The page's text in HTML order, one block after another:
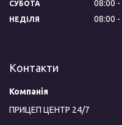
СУБОТА 08:00
НЕДІЛЯ 08:00
Контакти
ПРИЦЕП ЦЕНТР 24/7